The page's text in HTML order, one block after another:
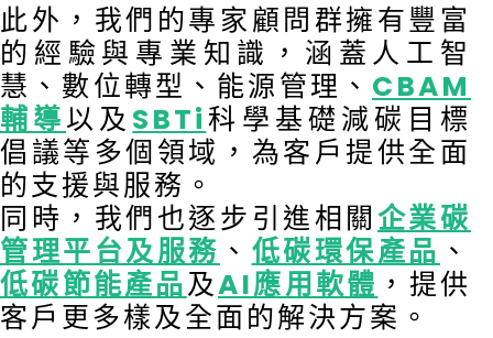
此外，我們的專家顧問群擁有豐富
的經驗與專業知識，涵蓋人工智
慧、數位轉型、能源管理、 CBAM
輔導以及 SBTi 科學基礎減碳目標
倡議等多個領域，為客戶提供全面
的支援與服務。
同時，我們也逐步引進相關企業碳
管理平台及服務 、 低碳環保產品 、
低碳節能產品及AI應用軟體 ，提供
客戶更多樣及全面的解決方案。